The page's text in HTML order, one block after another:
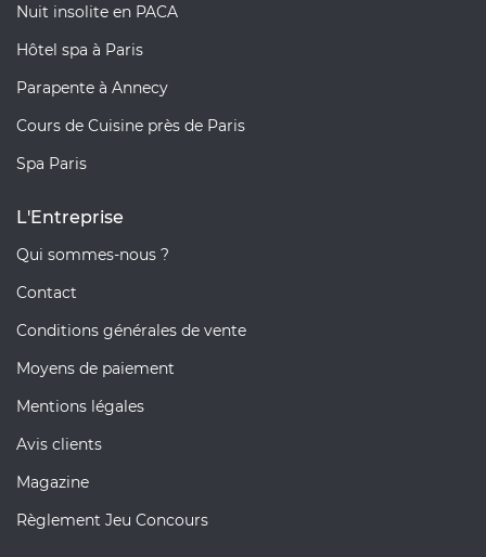
Nuit insolite en PACA
Hôtel spa à Paris
Parapente à Annecy
Cours de Cuisine près de Paris
Spa Paris
L'Entreprise
Qui sommes-nous ?
Contact
Conditions générales de vente
Moyens de paiement
Mentions légales
Avis clients
Magazine
Règlement Jeu Concours